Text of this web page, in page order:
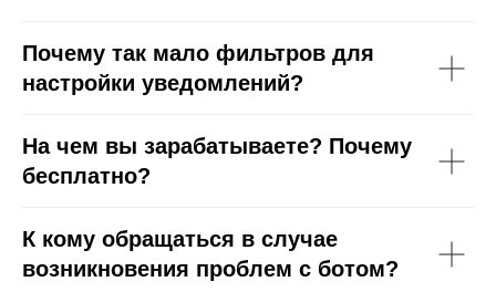
Почему так мало фильтров для
настройки уведомлений?
На чем вы зарабатываете? Почему
бесплатно?
К кому обращаться в случае
возникновения проблем с ботом?